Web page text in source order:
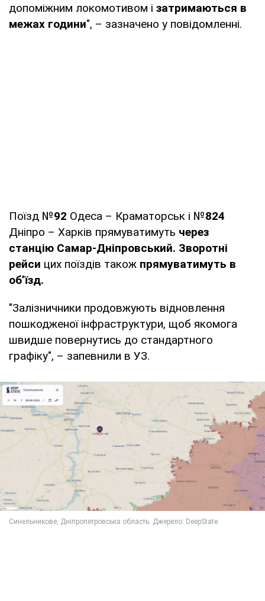
допоміжним локомотивом і затримаються в
межах години", – зазначено у повідомленні.
Поїзд №92 Одеса – Краматорськ і №824
Дніпро – Харків прямуватимуть через
станцію Самар-Дніпровський. Зворотні
рейси цих поїздів також прямуватимуть в
обʼїзд.
"Залізничники продовжують відновлення
пошкодженої інфраструктури, щоб якомога
швидше повернутись до стандартного
графіку", – запевнили в УЗ.